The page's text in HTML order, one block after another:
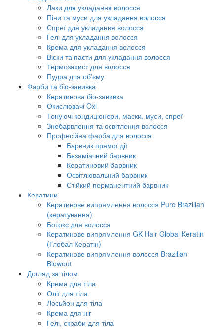
Лаки для укладання волосся
Піни та муси для укладання волосся
Спреї для укладання волосся
Гелі для укладання волосся
Крема для укладання волосся
Віски та пасти для укладання волосся
Термозахист для волосся
Пудра для об'єму
Фарби та біо-завивка
Кератинова біо-завивка
Окислювачі Oxi
Тонуючі кондиціонери, маски, муси, спреї
Знебарвлення та освітлення волосся
Професійна фарба для волосся
Барвник прямої дії
Безаміачний барвник
Кератиновий барвник
Освітлювальний барвник
Стійкий перманентний барвник
Кератини
Кератинове випрямлення волосся Pure Brazilian
(кератування)
Ботокс для волосся
Кератинове випрямлення GK Hair Global Keratin
(Глобал Кератін)
Кератинове випрямлення волосся Brazilian
Blowout
Догляд за тілом
Крема для тіла
Олії для тіла
Лосьйон для тіла
Крема для ніг
Гелі, скраби для тіла